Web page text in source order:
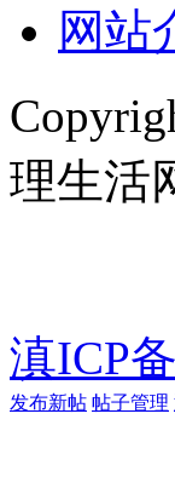
网站
理生活
滇ICP
发布新帖 帖子管理